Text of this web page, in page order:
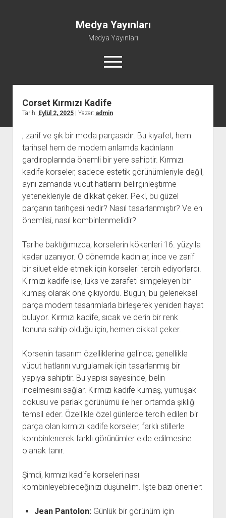
Medya Yayınları
Medya Yayınları
menüyü
aç
Instagram Beğeni Al
Sayfa Listesi
Shorts Abone Çoğaltma Hilesi Parasız
Şifresiz Spotify Takipçi Yükseltme
Corset Kırmızı Kadife
Tarih: Eylül 2, 2025| Yazar: admin
, zarif ve şık bir moda parçasıdır. Bu kıyafet, hem
tarihsel hem de modern anlamda kadınların
gardıroplarında önemli bir yere sahiptir. Kırmızı
kadife korseler, sadece estetik görünümleriyle değil,
aynı zamanda vücut hatlarını belirginleştirme
yetenekleriyle de dikkat çeker. Peki, bu güzel
parçanın tarihçesi nedir? Nasıl tasarlanmıştır? Ve en
önemlisi, nasıl kombinlenmelidir?
Tarihe baktığımızda, korselerin kökenleri 16. yüzyıla
kadar uzanıyor. O dönemde kadınlar, ince ve zarif
bir siluet elde etmek için korseleri tercih ediyorlardı.
Kırmızı kadife ise, lüks ve zarafeti simgeleyen bir
kumaş olarak öne çıkıyordu. Bugün, bu geleneksel
parça modern tasarımlarla birleşerek yeniden hayat
buluyor. Kırmızı kadife, sıcak ve derin bir renk
tonuna sahip olduğu için, hemen dikkat çeker.
Korsenin tasarım özelliklerine gelince; genellikle
vücut hatlarını vurgulamak için tasarlanmış bir
yapıya sahiptir. Bu yapısı sayesinde, belin
incelmesini sağlar. Kırmızı kadife kumaş, yumuşak
dokusu ve parlak görünümü ile her ortamda şıklığı
temsil eder. Özellikle özel günlerde tercih edilen bir
parça olan kırmızı kadife korseler, farklı stillerle
kombinlenerek farklı görünümler elde edilmesine
olanak tanır.
Şimdi, kırmızı kadife korseleri nasıl
kombinleyebileceğinizi düşünelim. İşte bazı öneriler:
Jean Pantolon:Günlük bir görünüm için